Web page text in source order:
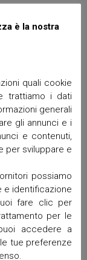
è la nostra
quali cookie
trattiamo i dati
generali
gli annunci e i
e contenuti,
per sviluppare e
possiamo
e identificazione
fare clic per
per le
accedere a
tue preferenze